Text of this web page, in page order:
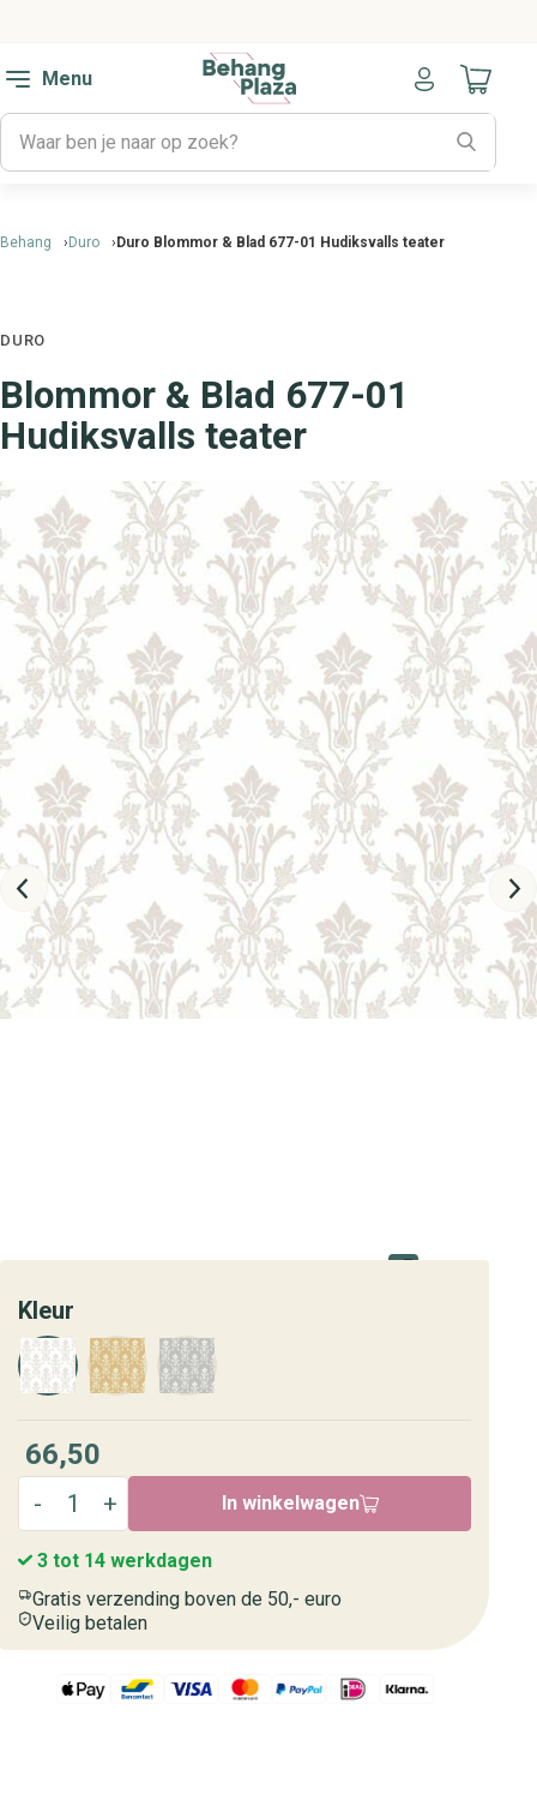
Menu
Naar
Behang Duro Duro Blommor & Blad 677-01 Hudiksvalls teater
DURO
Blommor & Blad 677-01
Hudiksvalls teater
Kleur
66,50
In winkelwagen
3 tot 14 werkdagen
Gratis verzending boven de 50,- euro
Veilig betalen